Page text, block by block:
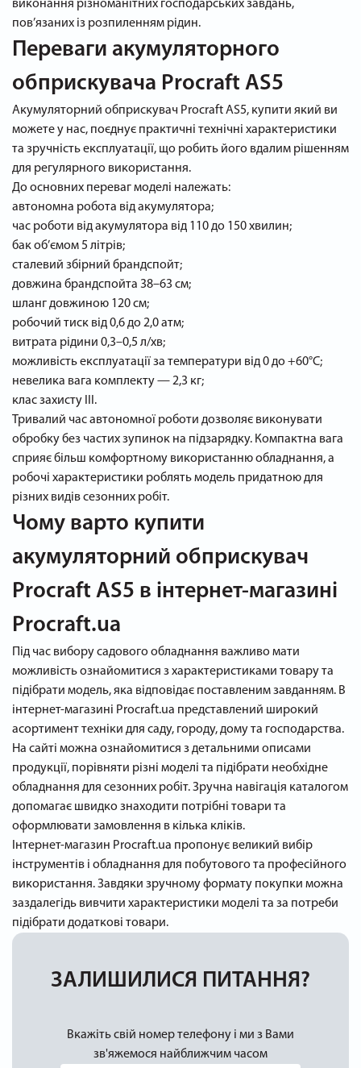
виконання різноманітних господарських завдань,
пов’язаних із розпиленням рідин.
Переваги акумуляторного
обприскувача Procraft AS5
Акумуляторний обприскувач Procraft AS5, купити який ви
можете у нас, поєднує практичні технічні характеристики
та зручність експлуатації, що робить його вдалим рішенням
для регулярного використання.
До основних переваг моделі належать:
автономна робота від акумулятора;
час роботи від акумулятора від 110 до 150 хвилин;
бак об’ємом 5 літрів;
сталевий збірний брандспойт;
довжина брандспойта 38–63 см;
шланг довжиною 120 см;
робочий тиск від 0,6 до 2,0 атм;
витрата рідини 0,3–0,5 л/хв;
можливість експлуатації за температури від 0 до +60°C;
невелика вага комплекту — 2,3 кг;
клас захисту III.
Тривалий час автономної роботи дозволяє виконувати
обробку без частих зупинок на підзарядку. Компактна вага
сприяє більш комфортному використанню обладнання, а
робочі характеристики роблять модель придатною для
різних видів сезонних робіт.
Чому варто купити
акумуляторний обприскувач
Procraft AS5 в інтернет-магазині
Procraft.ua
Під час вибору садового обладнання важливо мати
можливість ознайомитися з характеристиками товару та
підібрати модель, яка відповідає поставленим завданням. В
інтернет-магазині Procraft.ua представлений широкий
асортимент техніки для саду, городу, дому та господарства.
На сайті можна ознайомитися з детальними описами
продукції, порівняти різні моделі та підібрати необхідне
обладнання для сезонних робіт. Зручна навігація каталогом
допомагає швидко знаходити потрібні товари та
оформлювати замовлення в кілька кліків.
Інтернет-магазин Procraft.ua пропонує великий вибір
інструментів і обладнання для побутового та професійного
використання. Завдяки зручному формату покупки можна
заздалегідь вивчити характеристики моделі та за потреби
підібрати додаткові товари.
ЗАЛИШИЛИСЯ ПИТАННЯ?
Вкажіть свій номер телефону і ми з Вами
зв'яжемося найближчим часом